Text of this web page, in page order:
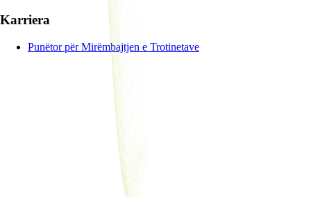
Karriera
Punëtor për Mirëmbajtjen e Trotinetave